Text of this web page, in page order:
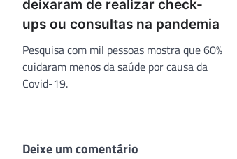
deixaram de realizar check-
ups ou consultas na pandemia
Pesquisa com mil pessoas mostra que 60%
cuidaram menos da saúde por causa da
Covid-19.
Deixe um comentário